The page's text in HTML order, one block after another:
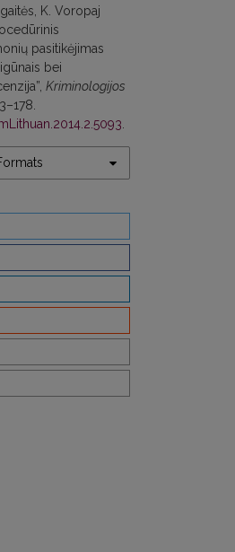
K. Voropaj
pasitikėjimas
bei
Kriminologijos